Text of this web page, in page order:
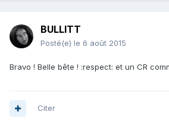
BULLITT
Posté(e) le 6 août 2015
Bravo ! Belle bête ! :respect: et un CR
Citer